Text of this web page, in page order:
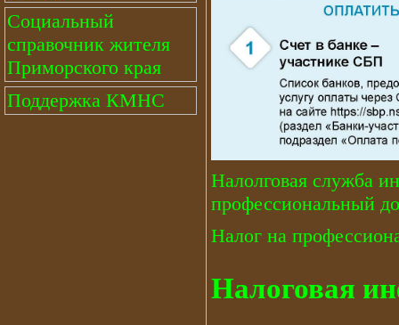
Социальный
справочник жителя
Приморского края
Поддержка КМНС
Налолговая служба
профессиональный
Налог на
Налоговая